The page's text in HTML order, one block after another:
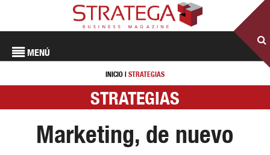
MENÚ
INICIO | STRATEGIAS
STRATEGIAS
Marketing, de nuevo